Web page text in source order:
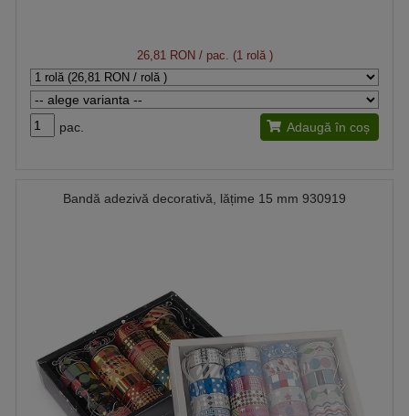
26,81 RON / pac. (1 rolă )
pac. Adaugă în coș
Bandă adezivă decorativă, lățime 15 mm 930919